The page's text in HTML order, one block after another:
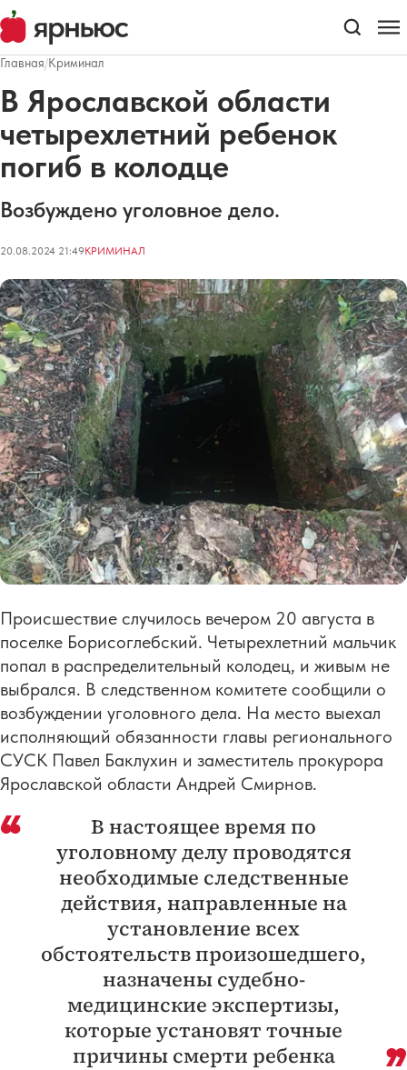
Главная/Криминал
В Ярославской области
четырехлетний ребенок
погиб в колодце
Возбуждено уголовное дело.
20.08.2024 21:49КРИМИНАЛ
Происшествие случилось вечером 20 августа в
поселке Борисоглебский. Четырехлетний мальчик
попал в распределительный колодец, и живым не
выбрался. В следственном комитете сообщили о
возбуждении уголовного дела. На место выехал
исполняющий обязанности главы регионального
СУСК Павел Баклухин и заместитель прокурора
Ярославской области Андрей Смирнов.
В настоящее время по
уголовному делу проводятся
необходимые следственные
действия, направленные на
установление всех
обстоятельств произошедшего,
назначены судебно-
медицинские экспертизы,
которые установят точные
причины смерти ребенка